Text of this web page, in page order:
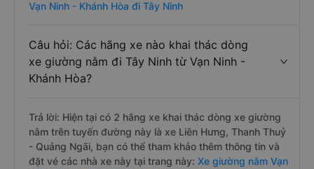
Vạn Ninh - Khánh Hòa đi Tây Ninh
Câu hỏi: Các hãng xe nào khai thác dòng
xe giường nằm đi Tây Ninh từ Vạn Ninh -
Khánh Hòa?
Trả lời: Hiện tại có 2 hãng xe khai thác dòng xe giường
nằm trên tuyến đường này là xe Liên Hưng, Thanh Thuỷ
- Quảng Ngãi, bạn có thể tham khảo thêm thông tin và
đặt vé các nhà xe này tại trang này: Xe giường nằm Vạn